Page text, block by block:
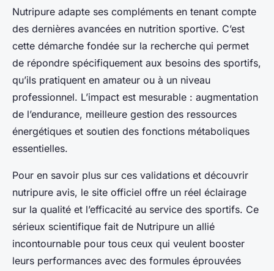
Nutripure adapte ses compléments en tenant compte
des dernières avancées en nutrition sportive. C’est
cette démarche fondée sur la recherche qui permet
de répondre spécifiquement aux besoins des sportifs,
qu’ils pratiquent en amateur ou à un niveau
professionnel. L’impact est mesurable : augmentation
de l’endurance, meilleure gestion des ressources
énergétiques et soutien des fonctions métaboliques
essentielles.
Pour en savoir plus sur ces validations et découvrir
nutripure avis, le site officiel offre un réel éclairage
sur la qualité et l’efficacité au service des sportifs. Ce
sérieux scientifique fait de Nutripure un allié
incontournable pour tous ceux qui veulent booster
leurs performances avec des formules éprouvées